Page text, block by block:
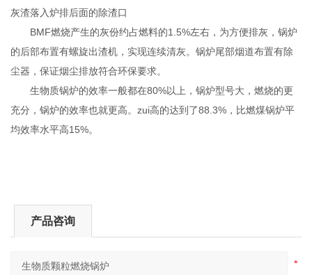
灰渣落入炉排后面的除渣口
BMF燃烧产生的灰份约占燃料的1.5%左右，为方便排灰，锅炉
的后部布置有螺旋出渣机，实现连续清灰。锅炉尾部烟道布置有除
尘器，保证烟尘排放符合环保要求。
生物质锅炉的效率一般都在80%以上，锅炉型号大，燃烧的更
充分，锅炉的效率也就更高。zui高的达到了88.3%，比燃煤锅炉平
均效率水平高15%。
产品咨询